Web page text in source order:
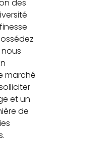
des
marché
et un
de